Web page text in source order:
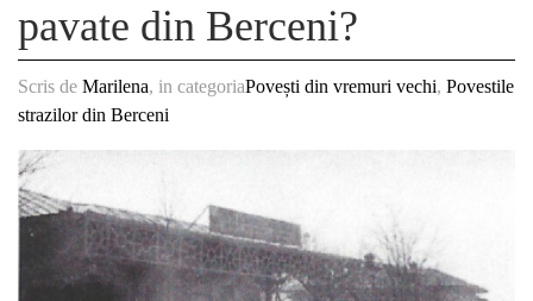
pavate din Berceni?
Scris de Marilena, in categoriaPovești din vremuri vechi, Povestile
strazilor din Berceni